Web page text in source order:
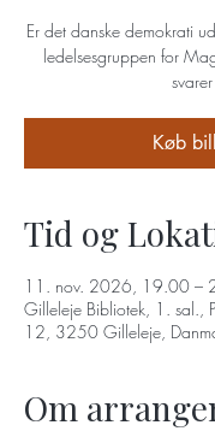
Er det danske demokrati
ledelsesgruppen for
svarer
Køb
Tid og
11. nov. 2026, 19.00 –
Gilleleje Bibliotek, 1. sal.,
12, 3250 Gilleleje,
Om